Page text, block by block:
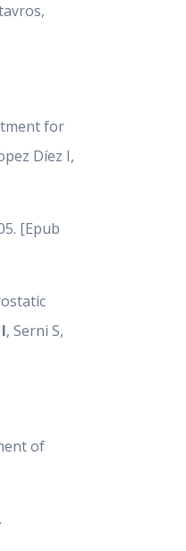
for
Díez I,
[Epub
, Serni S,
of